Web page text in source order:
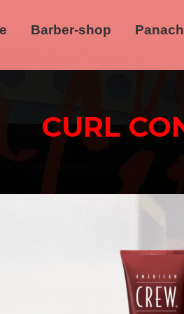
Barber-shop
CURL